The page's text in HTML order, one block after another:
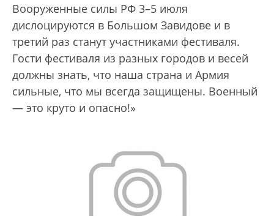
Вооруженные силы РФ 3–5 июля
дислоцируются в Большом Завидове и в
третий раз станут участниками фестиваля.
Гости фестиваля из разных городов и весей
должны знать, что наша страна и Армия
сильные, что мы всегда защищены. Военный
— это круто и опасно!»